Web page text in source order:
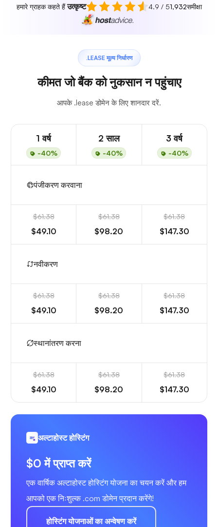
हमारे ग्राहक कहते हैंउत्कृष्ट 4.9 / 51,932समीक्षा
.LEASE मूल्य निर्धारण
कीमत जो बैंक को नुकसान न पहुंचाए
आपके .lease डोमेन के लिए शानदार दरें.
1 वर्ष
-40%
2 साल
-40%
3 वर्ष
-40%
पंजीकरण करवाना
$61.38
$49.10
$61.38
$98.20
$61.38
$147.30
नवीकरण
$61.38
$49.10
$61.38
$98.20
$61.38
$147.30
स्थानांतरण करना
$61.38
$49.10
$61.38
$98.20
$61.38
$147.30
अल्टाहोस्ट होस्टिंग
$0 में प्राप्त करें
एक वार्षिक अल्टाहोस्ट होस्टिंग योजना का चयन करें और हम
आपको एक निःशुल्क .com डोमेन प्रदान करेंगे!
होस्टिंग योजनाओं का अन्वेषण करें